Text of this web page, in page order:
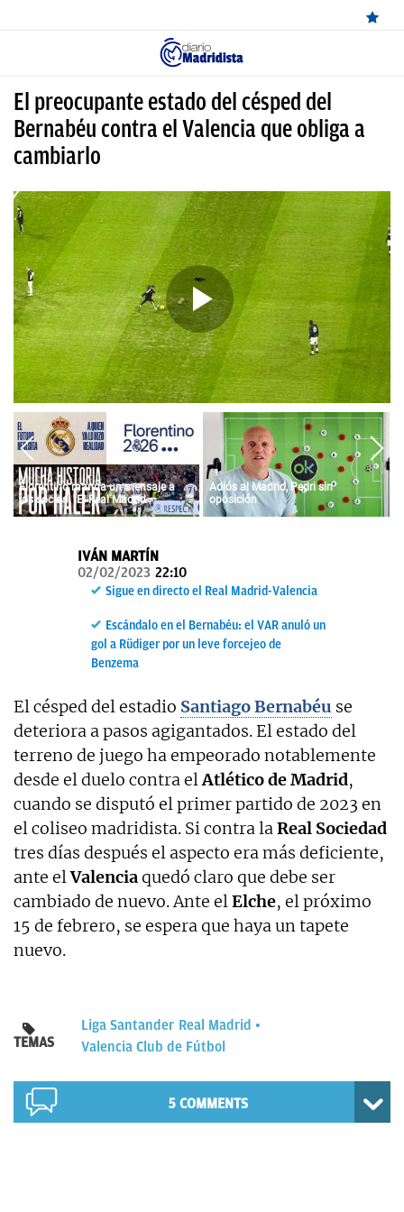
NOTICIAS
REAL
MADRID
BALONCESTO
CANTERA
FICHAJES
DIRECTO
FEMENINO
PAPARAZZI
OKDIARIO
El preocupante estado del césped del
Bernabéu contra el Valencia que obliga a
cambiarlo
Florentino manda un mensaje a
los socios: "El Real Madrid
siempre fue vuestro y siempre lo
Adiós al Madrid, Pedri sin
oposición
IVÁN MARTÍN
02/02/2023 22:10
Sigue en directo el Real Madrid-Valencia
Escándalo en el Bernabéu: el VAR anuló un
gol a Rüdiger por un leve forcejeo de
Benzema
El césped del estadio Santiago Bernabéu se
deteriora a pasos agigantados. El estado del
terreno de juego ha empeorado notablemente
desde el duelo contra elAtlético de Madrid,
cuando se disputó el primer partido de 2023 en
el coliseo madridista. Si contra laReal Sociedad
tres días después el aspecto era más deficiente,
ante elValenciaquedó claro que debe ser
cambiado de nuevo. Ante elElche, el próximo
15 de febrero, se espera que haya un tapete
nuevo.
TEMAS
Liga Santander Real Madrid
Valencia Club de Fútbol
5 COMMENTS